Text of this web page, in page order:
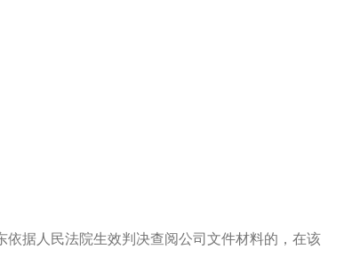
据人民法院生效判决查阅公司文件材料的，在该